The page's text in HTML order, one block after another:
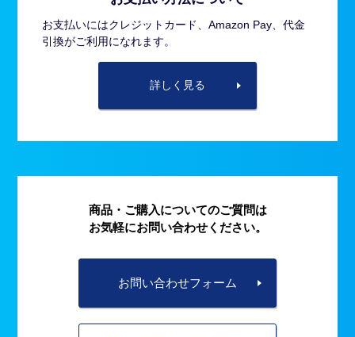
お支払いにはクレジットカード、Amazon Pay、代金
引換がご利用になれます。
詳しく見る
商品・ご購入についてのご質問は
お気軽にお問い合わせください。
お問い合わせフォーム